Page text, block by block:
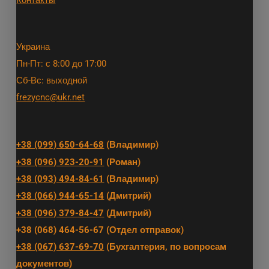
Украина
Пн-Пт: с 8:00 до 17:00
Сб-Вс: выходной
frezycnc@ukr.net
+38 (099) 650-64-68 (Владимир)
+38 (096) 923-20-91 (Роман)
+38 (093) 494-84-61 (Владимир)
+38 (066) 944-65-14 (Дмитрий)
+38 (096) 379-84-47 (Дмитрий)
+38 (068) 464-56-67 (Отдел отправок)
+38 (067) 637-69-70 (Бухгалтерия, по вопросам
документов)